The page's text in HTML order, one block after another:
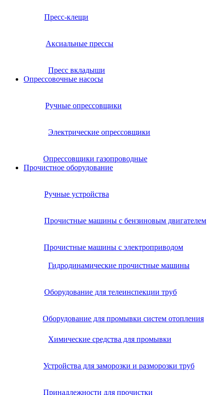
Пресс-клещи
Аксиальные прессы
Пресс вкладыши
Опрессовочные насосы
Ручные опрессовщики
Электрические опрессовщики
Опрессовщики газопроводные
Прочистное оборудование
Ручные устройства
Прочистные машины с бензиновым двигателем
Прочистные машины с электроприводом
Гидродинамические прочистные машины
Оборудование для телеинспекции труб
Оборудование для промывки систем отопления
Химические средства для промывки
Устройства для заморозки и разморозки труб
Принадлежности для прочистки